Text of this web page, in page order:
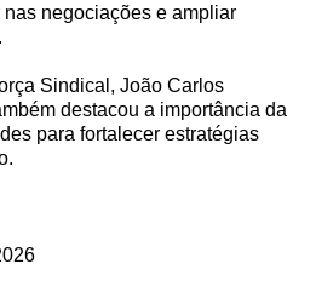
negociações e ampliar
Sindical, João Carlos
destacou a importância da
para fortalecer estratégias